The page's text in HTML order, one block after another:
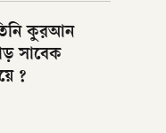
কুরআন
সাবেক
?